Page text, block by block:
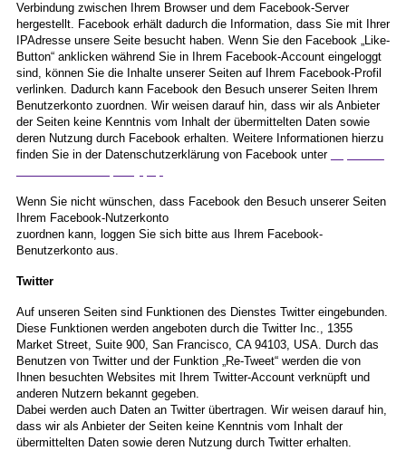
Verbindung zwischen Ihrem Browser und dem Facebook-Server
hergestellt. Facebook erhält dadurch die Information, dass Sie mit Ihrer
IPAdresse unsere Seite besucht haben. Wenn Sie den Facebook „Like-
Button“ anklicken während Sie in Ihrem Facebook-Account eingeloggt
sind, können Sie die Inhalte unserer Seiten auf Ihrem Facebook-Profil
verlinken. Dadurch kann Facebook den Besuch unserer Seiten Ihrem
Benutzerkonto zuordnen. Wir weisen darauf hin, dass wir als Anbieter
der Seiten keine Kenntnis vom Inhalt der übermittelten Daten sowie
deren Nutzung durch Facebook erhalten. Weitere Informationen hierzu
finden Sie in der Datenschutzerklärung von Facebook unter
Wenn Sie nicht wünschen, dass Facebook den Besuch unserer Seiten
Ihrem Facebook-Nutzerkonto
zuordnen kann, loggen Sie sich bitte aus Ihrem Facebook-
Benutzerkonto aus.
Twitter
Auf unseren Seiten sind Funktionen des Dienstes Twitter eingebunden.
Diese Funktionen werden angeboten durch die Twitter Inc., 1355
Market Street, Suite 900, San Francisco, CA 94103, USA. Durch das
Benutzen von Twitter und der Funktion „Re-Tweet“ werden die von
Ihnen besuchten Websites mit Ihrem Twitter-Account verknüpft und
anderen Nutzern bekannt gegeben.
Dabei werden auch Daten an Twitter übertragen. Wir weisen darauf hin,
dass wir als Anbieter der Seiten keine Kenntnis vom Inhalt der
übermittelten Daten sowie deren Nutzung durch Twitter erhalten.